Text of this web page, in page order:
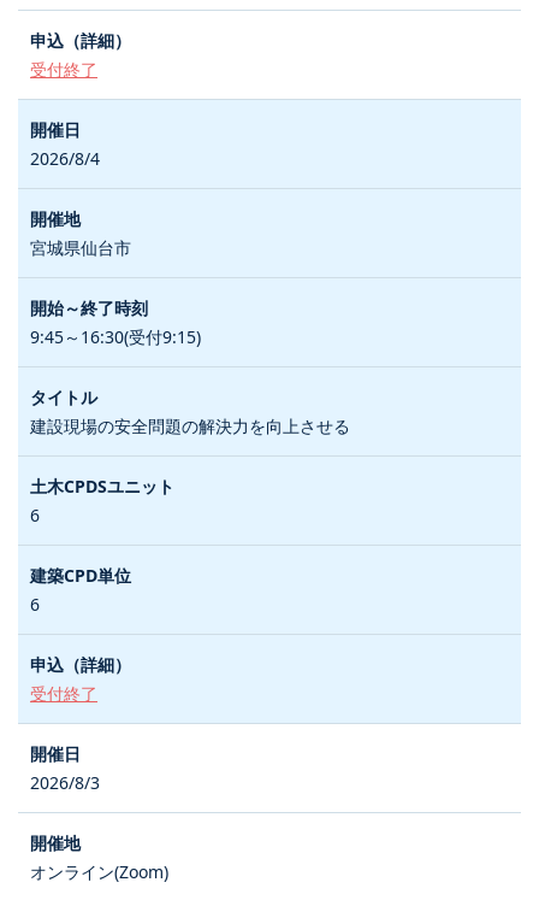
受付終了
2026/8/4
宮城県仙台市
9:45～16:30(受付9:15)
建設現場の安全問題の解決力を向上させる
6
6
受付終了
2026/8/3
オンライン(Zoom)